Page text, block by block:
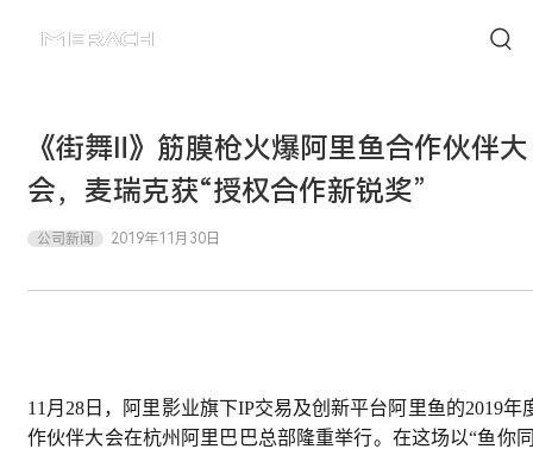
《街舞Ⅱ》筋膜枪火爆阿里鱼合作伙伴大
会，麦瑞克获“授权合作新锐奖”
公司新闻 2019年11月30日
11月28日，阿里影业旗下IP交易及创新平台阿里鱼的2019年
作伙伴大会在杭州阿里巴巴总部隆重举行。在这场以“鱼你